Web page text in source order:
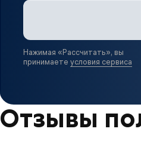
Нажимая «Рассчитать», вы
принимаете условия сервиса
Отзывы